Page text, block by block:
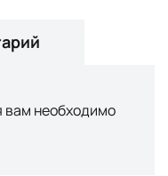
вам необходимо